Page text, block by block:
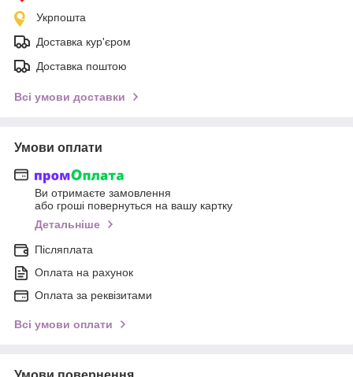
Укрпошта
Доставка кур'єром
Доставка поштою
Всі умови доставки
Умови оплати
Ви отримаєте замовлення
або гроші повернуться на вашу картку
Детальніше
Післяплата
Оплата на рахунок
Оплата за реквізитами
Всі умови оплати